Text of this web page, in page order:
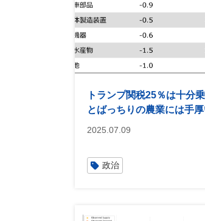
トランプ関税25％は十分
とばっちりの農業には手
2025.07.09
政治